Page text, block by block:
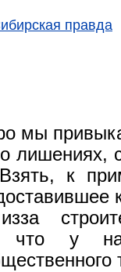
правда
мы
лишениях,
к
что у